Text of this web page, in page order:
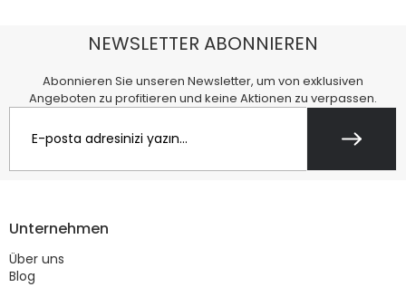
NEWSLETTER ABONNIEREN
Abonnieren Sie unseren Newsletter, um von exklusiven
Angeboten zu profitieren und keine Aktionen zu verpassen.
Unternehmen
Über uns
Blog